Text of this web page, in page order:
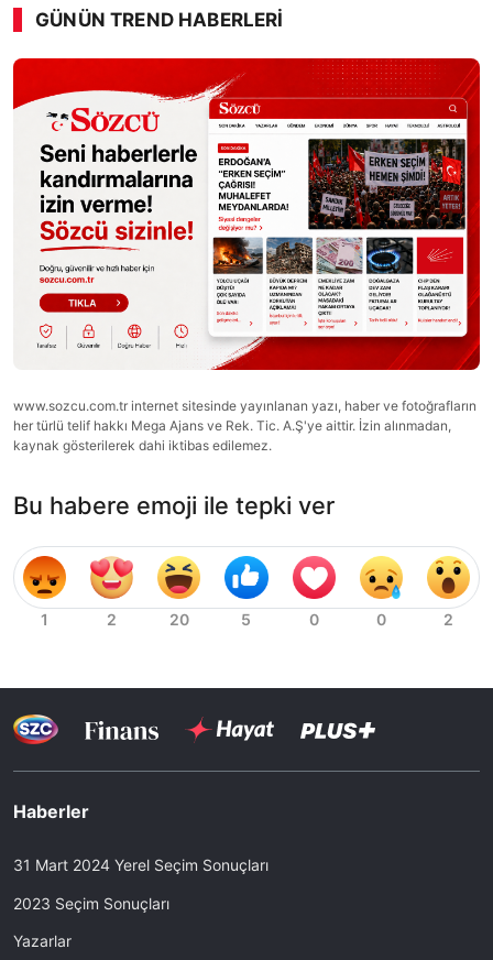
GÜNÜN TREND HABERLERI
www.sozcu.com.tr internet sitesinde yayınlanan yazı, haber ve fotoğrafların
her türlü telif hakkı Mega Ajans ve Rek. Tic. A.Ş'ye aittir. İzin alınmadan,
kaynak gösterilerek dahi iktibas edilemez.
Bu habere emoji ile tepki ver
Haberler
31 Mart 2024 Yerel Seçim Sonuçları
2023 Seçim Sonuçları
Yazarlar